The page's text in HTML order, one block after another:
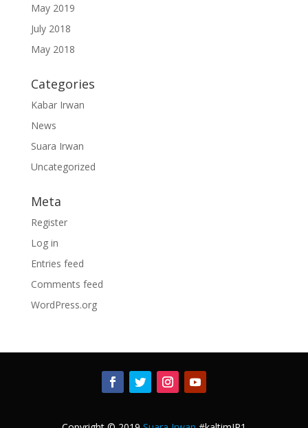
May 2019
July 2018
May 2018
Categories
Kabar Irwan
News
Suara Irwan
Uncategorized
Meta
Register
Log in
Entries feed
Comments feed
WordPress.org